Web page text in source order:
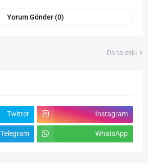
Yorum Gönder (0)
Daha eski
Twitter Instagram
Telegram WhatsApp